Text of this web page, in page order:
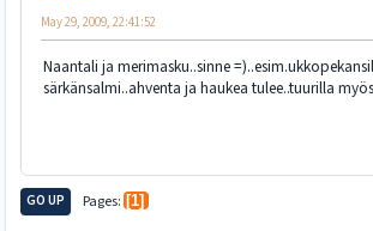
May 29, 2009, 22:41:52
Naantali ja merimasku..sinne
särkänsalmi..ahventa ja haukea tulee..tuurilla
GO UP Pages 1